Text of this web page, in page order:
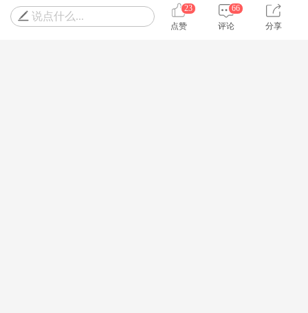
说点什么...
23
点赞
66
评论
分享